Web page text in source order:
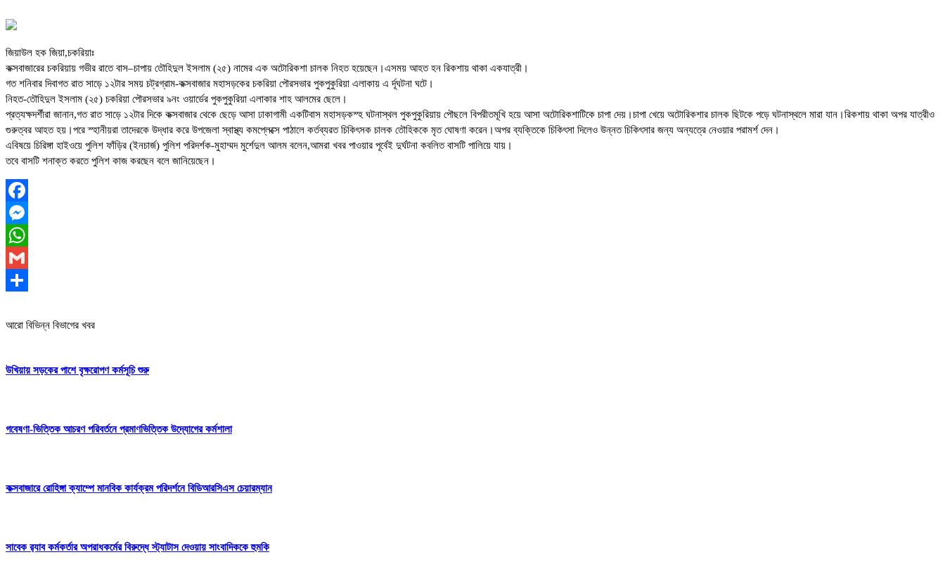
জিয়াউল হক জিয়া,চকরিয়াঃ
কক্সবাজারের চকরিয়ায় গভীর রাতে বাস–চাপায় তৌহিদুল ইসলাম (২৫) নামের এক অটোরিকশা চালক নিহত হয়েছেন।এসময় আহত হন রিকশায় থাকা একযাত্রী।
গত শনিবার দিবাগত রাত সাড়ে ১২টার সময় চট্রগ্রাম-কক্সবাজার মহাসড়কের চকরিয়া পৌরসভার পুকপুকুরিয়া এলাকায় এ র্দূঘটনা ঘটে।
নিহত-তৌহিদুল ইসলাম (২৫) চকরিয়া পৌরসভার ৯নং ওয়ার্ডের পুকপুকুরিয়া এলাকার শাহ আলমের ছেলে।
প্রত্যক্ষদর্শীরা জানান,গত রাত সাড়ে ১২টার দিকে কক্সবাজার থেকে ছেড়ে আসা ঢাকাগামী একটিবাস মহাসড়কস্হ ঘটনাস্থল পুকপুকুরিয়ায় পৌছলে বিপরীতমূখি হয়ে আসা অটোরিকশাটিকে চাপা দেয়।চাপা খেয়ে অটোরিকশার চালক ছিটকে পড়ে ঘটনাস্থলে মারা যান।রিকশায় থাকা অপর যাত্রীও
গুরুত্বর আহত হয়।পরে স্হানীয়রা তাদেরকে উদ্ধার করে উপজেলা স্বাস্থ্য কমপ্লেক্সে পাঠালে কর্তব্যরত চিকিৎসক চালক তৌহিককে মৃত ঘোষণা করেন।অপর ব্যক্তিকে চিকিৎসা দিলেও উন্নত চিকিৎসার জন্য অন্যত্রে নেওয়ার পরামর্শ দেন।
এবিষয়ে চিরিঙ্গা হাইওয়ে পুলিশ ফাঁড়ির (ইনচার্জ) পুলিশ পরিদর্শক-মুহাম্মদ মুর্শেদুল আলম বলেন,আমরা খবর পাওয়ার পূর্বেই দুর্ঘটনা কবলিত বাসটি পালিয়ে যায়।
তবে বাসটি শনাক্ত করতে পুলিশ কাজ করছেন বলে জানিয়েছেন।
Facebook
Messenger
WhatsApp
Gmail
আরো বিভিন্ন বিভাগের খবর
উখিয়ায় সড়কের পাশে বৃক্ষরোপণ কর্মসূচি শুরু
গবেষণা-ভিত্তিক আচরণ পরিবর্তনে প্রমাণভিত্তিক উদ্যোগের কর্মশালা
কক্সবাজারে রোহিঙ্গা ক্যাম্পে মানবিক কার্যক্রম পরিদর্শনে বিডিআরসিএস চেয়ারম্যান
সাবেক র‍্যাব কর্মকর্তার অপরাধকর্মের বিরুদ্ধে স্ট্যাটাস দেওয়ায় সাংবাদিককে হুমকি